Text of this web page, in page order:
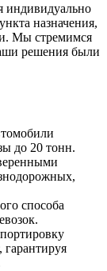
индивидуально
назначения,
Мы стремимся
решения были
до 20 тонн.
способа